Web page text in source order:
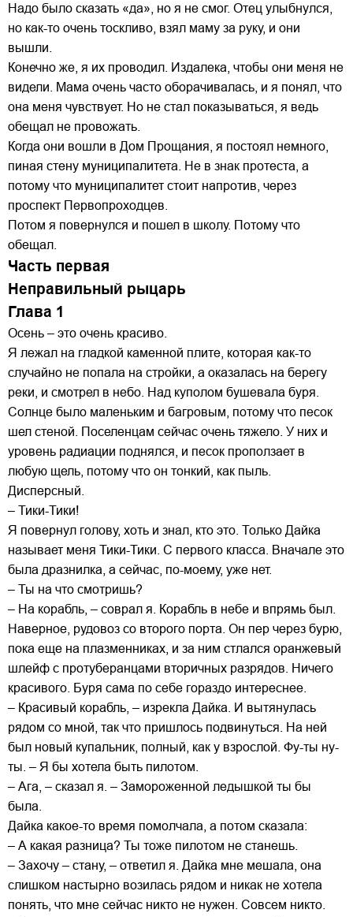
Надо было сказать «да», но я не смог. Отец улыбнулся,
но как-то очень тоскливо, взял маму за руку, и они
вышли.
Конечно же, я их проводил. Издалека, чтобы они меня не
видели. Мама очень часто оборачивалась, и я понял, что
она меня чувствует. Но не стал показываться, я ведь
обещал не провожать.
Когда они вошли в Дом Прощания, я постоял немного,
пиная стену муниципалитета. Не в знак протеста, а
потому что муниципалитет стоит напротив, через
проспект Первопроходцев.
Потом я повернулся и пошел в школу. Потому что
обещал.
Часть первая
Неправильный рыцарь
Глава 1
Осень – это очень красиво.
Я лежал на гладкой каменной плите, которая как-то
случайно не попала на стройки, а оказалась на берегу
реки, и смотрел в небо. Над куполом бушевала буря.
Солнце было маленьким и багровым, потому что песок
шел стеной. Поселенцам сейчас очень тяжело. У них и
уровень радиации поднялся, и песок проползает в
любую щель, потому что он тонкий, как пыль.
Дисперсный.
– Тики-Тики!
Я повернул голову, хоть и знал, кто это. Только Дайка
называет меня Тики-Тики. С первого класса. Вначале это
была дразнилка, а сейчас, по-моему, уже нет.
– Ты на что смотришь?
– На корабль, – соврал я. Корабль в небе и впрямь был.
Наверное, рудовоз со второго порта. Он пер через бурю,
пока еще на плазменниках, и за ним стлался оранжевый
шлейф с протуберанцами вторичных разрядов. Ничего
красивого. Буря сама по себе гораздо интереснее.
– Красивый корабль, – изрекла Дайка. И вытянулась
рядом со мной, так что пришлось подвинуться. На ней
был новый купальник, полный, как у взрослой. Фу-ты ну-
ты. – Я бы хотела быть пилотом.
– Ага, – сказал я. – Замороженной ледышкой ты бы
была.
Дайка какое-то время помолчала, а потом сказала:
– А какая разница? Ты тоже пилотом не станешь.
– Захочу – стану, – ответил я. Дайка мне мешала, она
слишком настырно возилась рядом и никак не хотела
понять, что мне сейчас никто не нужен. Совсем никто.